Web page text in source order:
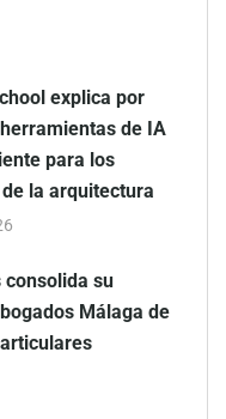
explica por
de IA
para los
la arquitectura
su
Málaga de